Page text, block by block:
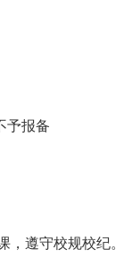
予报备
，遵守校规校纪。